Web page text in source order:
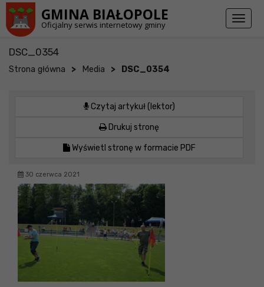
GMINA BIAŁOPOLE
Oficjalny serwis internetowy gminy
Toggle
DSC_0354
Strona główna > Media > DSC_0354
Czytaj artykuł (lektor)
Drukuj stronę
Wyświetl stronę w formacie PDF
30 czerwca 2021